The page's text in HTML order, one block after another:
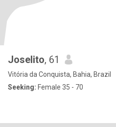
Joselito, 61
Vitória da Conquista, Bahia, Brazil
Seeking: Female 35 - 70